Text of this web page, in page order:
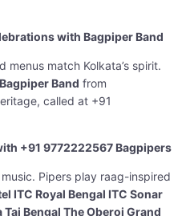
with Bagpiper Band
menus match Kolkata’s spirit.
Bagpiper Band from
called at +91
+91 9772222567 Bagpipers
Pipers play raag-inspired
ITC Royal Bengal ITC Sonar
Bengal The Oberoi Grand